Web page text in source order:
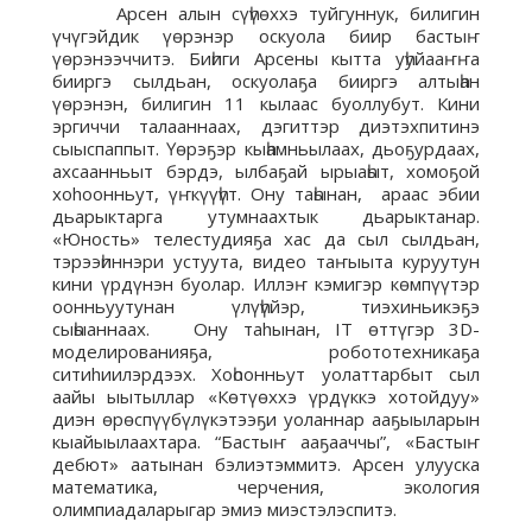
Арсен алын сүһүөххэ туйгуннук, билигин
үчүгэйдик үөрэнэр оскуола биир бастыҥ
үөрэнээччитэ. Биһиги Арсены кытта уһуйааҥҥа
бииргэ сылдьан, оскуолаҕа бииргэ алтыһан
үөрэнэн, билигин 11 кылаас буоллубут. Кини
эргиччи талааннаах, дэгиттэр диэтэхпитинэ
сыыспаппыт. Үөрэҕэр кыһамньылаах, дьоҕурдаах,
ахсаанньыт бэрдэ, ылбаҕай ырыаһыт, хомоҕой
хоhooнньут, үҥкүүһүт. Ону таһынан, араас эбии
дьарыктарга утумнаахтык дьарыктанар.
«Юность» телестудияҕа хас да сыл сылдьан,
тэрээһиннэри устуута, видео таҥыыта куруутун
кини үрдүнэн буолар. Иллэҥ кэмигэр көмпүүтэр
оонньуутунан үлүһүйэр, тиэхиньикэҕэ
сыһыаннаах. Ону таhынан, IT өттүгэр 3D-
моделированияҕа, робототехникаҕа
ситиhиилэрдээх. Хоһоонньут уолаттарбыт сыл
аайы ыытыллар «Көтүөххэ үрдүккэ хотойдуу»
диэн өрөспүүбүлүкэтээҕи уоланнар ааҕыыларын
кыайыылаахтара. “Бастыҥ ааҕааччы”, «Бастыҥ
дебют» аатынан бэлиэтэммитэ. Арсен улууска
математика, черчения, экология
олимпиадаларыгар эмиэ миэстэлэспитэ.